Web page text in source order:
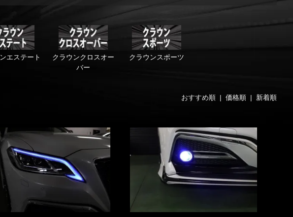
エステート
クラウンクロスオー
バー
クラウンスポーツ
おすすめ順 | 価格順| 新着順